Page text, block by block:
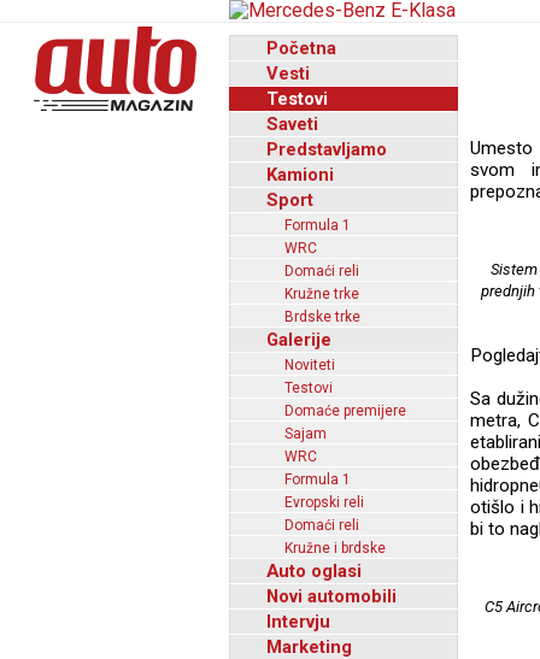
Početna
Vesti
Testovi
Saveti
Predstavljamo
Kamioni
Sport
Formula 1
WRC
Domaći reli
Kružne trke
Brdske trke
Galerije
Noviteti
Testovi
Domaće premijere
Sajam
WRC
Formula 1
Evropski reli
Domaći reli
Kružne i brdske
Auto oglasi
Novi automobili
Intervju
Marketing
Umesto
svom
prednjih
Sa
metra,
otišlo i
bi to
C5